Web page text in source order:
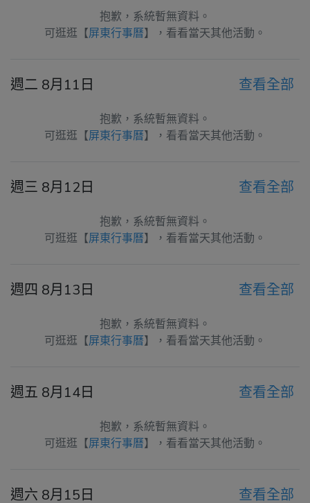
抱歉，系統暫無資料。
可逛逛【屏東行事曆】，看看當天其他活動。
週二 8月11日 查看全部
抱歉，系統暫無資料。
可逛逛【屏東行事曆】，看看當天其他活動。
週三 8月12日 查看全部
抱歉，系統暫無資料。
可逛逛【屏東行事曆】，看看當天其他活動。
週四 8月13日 查看全部
抱歉，系統暫無資料。
可逛逛【屏東行事曆】，看看當天其他活動。
週五 8月14日 查看全部
抱歉，系統暫無資料。
可逛逛【屏東行事曆】，看看當天其他活動。
週六 8月15日 查看全部